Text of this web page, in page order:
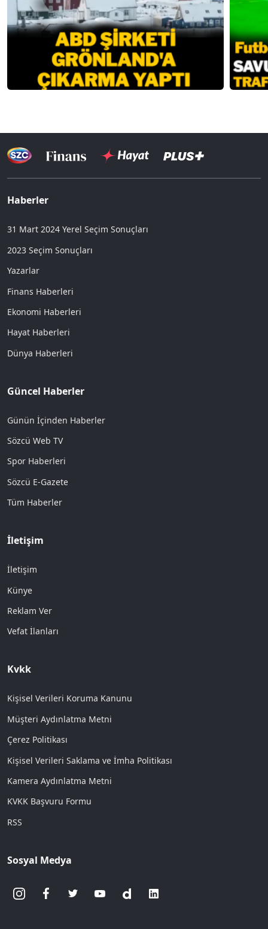
Haberler
31 Mart 2024 Yerel Seçim Sonuçları
2023 Seçim Sonuçları
Yazarlar
Finans Haberleri
Ekonomi Haberleri
Hayat Haberleri
Dünya Haberleri
Güncel Haberler
Günün İçinden Haberler
Sözcü Web TV
Spor Haberleri
Sözcü E-Gazete
Tüm Haberler
İletişim
İletişim
Künye
Reklam Ver
Vefat İlanları
Kvkk
Kişisel Verileri Koruma Kanunu
Müşteri Aydınlatma Metni
Çerez Politikası
Kişisel Verileri Saklama ve İmha Politikası
Kamera Aydınlatma Metni
KVKK Başvuru Formu
RSS
Sosyal Medya